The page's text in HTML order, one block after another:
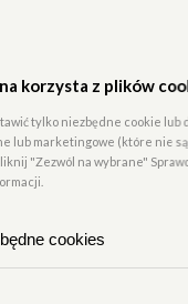
korzysta z plików
tylko niezbędne cookie lub
lub marketingowe (które nie
"Zezwól na wybrane"
cookies